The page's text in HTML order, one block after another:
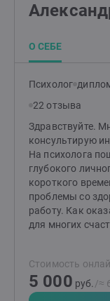
улучшении
вам закрепить
каждый день.
чтобы
просто
буду рада
Добро
О СЕБЕ
Психолог
22 отзыва
Здравствуйте.
консультирую
На психолога
глубокого
короткого
проблемы со
работу. Как
для многих
опытом мне
широким кругом
супружеских
Стоимость
5 000 руб. /≈